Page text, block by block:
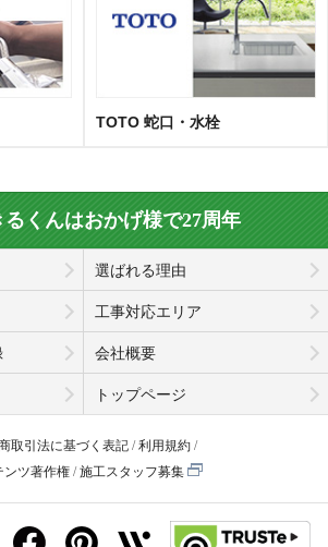
TOTO 蛇口・水栓
くんはおかげ様で27周年
選ばれる理由
工事対応エリア
会社概要
トップページ
取引法に基づく表記
利用規約
ンツ著作権
施工スタッフ募集